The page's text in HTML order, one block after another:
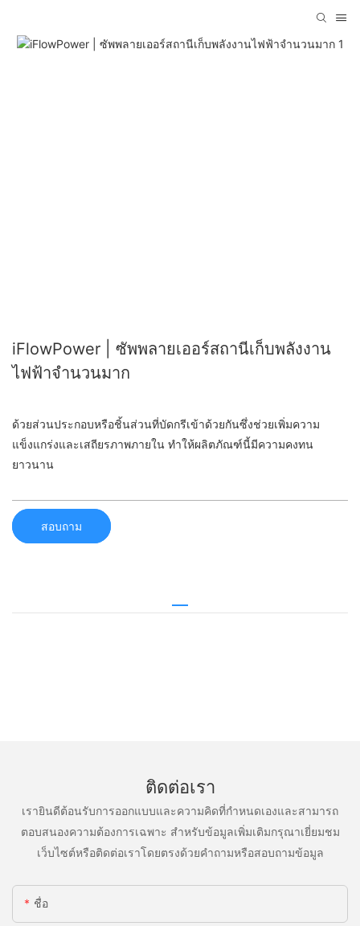
iFlowPower | ซัพพลายเออร์สถานีเก็บพลังงาน
ไฟฟ้าจำนวนมาก
ด้วยส่วนประกอบหรือชิ้นส่วนที่บัดกรีเข้าด้วยกันซึ่งช่วยเพิ่มความ
แข็งแกร่งและเสถียรภาพภายใน ทำให้ผลิตภัณฑ์นี้มีความคงทน
ยาวนาน
สอบถาม
ติดต่อเรา
เรายินดีต้อนรับการออกแบบและความคิดที่กำหนดเองและสามารถ
ตอบสนองความต้องการเฉพาะ สำหรับข้อมูลเพิ่มเติมกรุณาเยี่ยมชม
เว็บไซต์หรือติดต่อเราโดยตรงด้วยคำถามหรือสอบถามข้อมูล
ชื่อ